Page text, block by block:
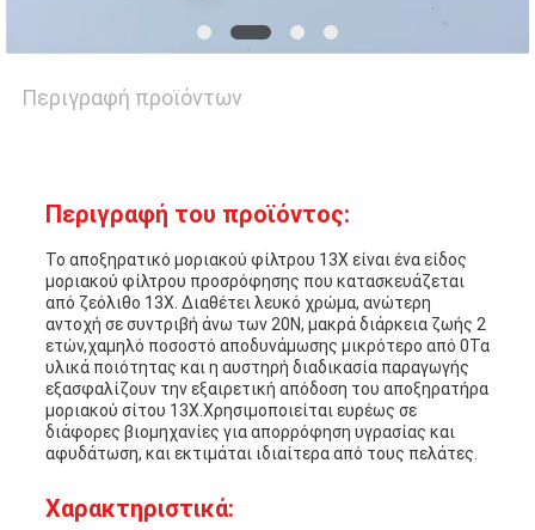
ΕΙΔΉΣΕΙΣ
ΥΠΟΘΈΣΕΙΣ
ΖΗΤΉΣΤΕ
ΜΙΑ
ΠΡΟΣΦΟΡΆ
Περιγραφή προϊόντων
Περιγραφή του προϊόντος:
Το αποξηρατικό μοριακού φίλτρου 13X είναι ένα είδος
μοριακού φίλτρου προσρόφησης που κατασκευάζεται
από ζεόλιθο 13X. Διαθέτει λευκό χρώμα, ανώτερη
αντοχή σε συντριβή άνω των 20N, μακρά διάρκεια ζωής 2
ετών,χαμηλό ποσοστό αποδυνάμωσης μικρότερο από 0Τα
υλικά ποιότητας και η αυστηρή διαδικασία παραγωγής
εξασφαλίζουν την εξαιρετική απόδοση του αποξηρατήρα
μοριακού σίτου 13X.Χρησιμοποιείται ευρέως σε
διάφορες βιομηχανίες για απορρόφηση υγρασίας και
αφυδάτωση, και εκτιμάται ιδιαίτερα από τους πελάτες.
Χαρακτηριστικά: